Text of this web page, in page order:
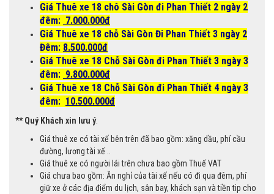
Giá Thuê xe 18 chô Sài Gòn đi Phan Thiết 2 ngày 2
đêm: 7.000.000đ
Giá Thuê xe 18 chỗ Sài Gòn Đi Phan Thiết 3 ngày 2
Đêm: 8.500.000đ
Giá Thuê xe 18 Chỗ Sài Gòn đi Phan Thiết 3 ngày 3
đêm: 9.800.000đ
Giá Thuê xe 18 Chỗ Sài Gòn đi Phan Thiết 4 ngày 3
đêm: 10.500.000đ
** Quý Khách xin lưu ý:
Giá thuê xe có tài xế bên trên đã bao gồm: xăng dầu, phí cầu
đường, lương tài xế ..
Giá thuê xe có người lái trên chưa bao gồm Thuế VAT
Giá chưa bao gồm: Ăn nghỉ của tài xế nếu có đi qua đêm, phí
giữ xe ở các địa điểm du lịch, sân bay, khách sạn và tiền tip cho